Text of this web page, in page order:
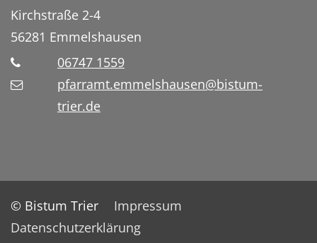
Kirchstraße 2-4
56281 Emmelshausen
06747 1559
pfarramt.emmelshausen@bistum-
trier.de
© Bistum Trier
Impressum
Datenschutzerklärung